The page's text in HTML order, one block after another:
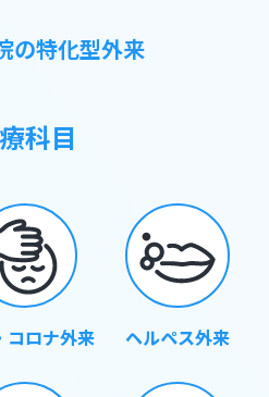
の特化型外来
科目
コロナ外来 ヘルペス外来